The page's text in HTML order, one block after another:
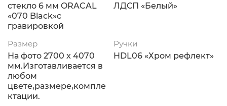
стекло 6 мм ORACAL
«070 Black»с
гравировкой
ЛДСП «Белый»
Размер
На фото 2700 x 4070
мм.Изготавливается в
любом
цвете,размере,компле
ктации.
Ручки
HDL06 «Хром рефлект»